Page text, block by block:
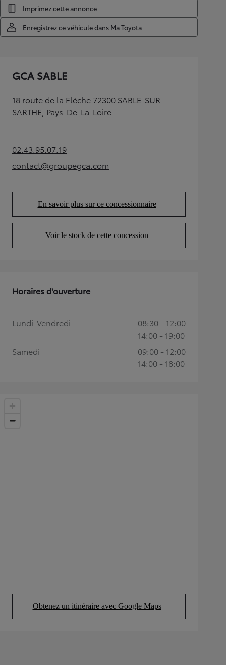
Imprimez cette annonce
Enregistrez ce véhicule dans Ma Toyota
GCA SABLE
18 route de la Flèche 72300 SABLE-SUR-
SARTHE, Pays-De-La-Loire
02.43.95.07.19(Opens in new tab)
contact@groupegca.com
(Opens in new tab)
En savoir plus sur ce concessionnaire
(Opens in new tab)
Voir le stock de cette concession
(Opens in new tab)
Obtenez un itinéraire avec Google Maps
(Opens in new tab)
Horaires d'ouverture
Lundi-Vendredi
08:30 - 12:00
14:00 - 19:00
Samedi
09:00 - 12:00
14:00 - 18:00